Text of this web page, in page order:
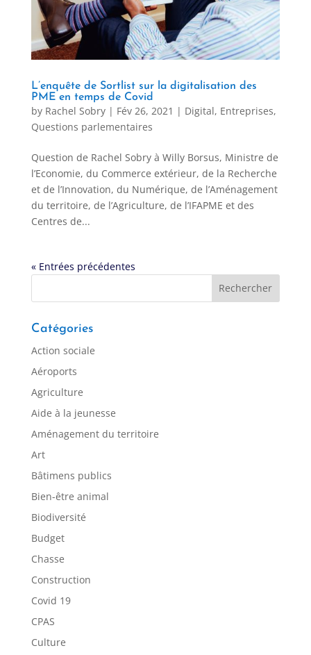
L’enquête de Sortlist sur la digitalisation des
PME en temps de Covid
by Rachel Sobry| Fév 26, 2021 | Digital, Entreprises,
Questions parlementaires
Question de Rachel Sobry à Willy Borsus, Ministre de
l’Economie, du Commerce extérieur, de la Recherche
et de l’Innovation, du Numérique, de l’Aménagement
du territoire, de l’Agriculture, de l’IFAPME et des
Centres de...
« Entrées précédentes
Catégories
Action sociale
Aéroports
Agriculture
Aide à la jeunesse
Aménagement du territoire
Art
Bâtimens publics
Bien-être animal
Biodiversité
Budget
Chasse
Construction
Covid 19
CPAS
Culture